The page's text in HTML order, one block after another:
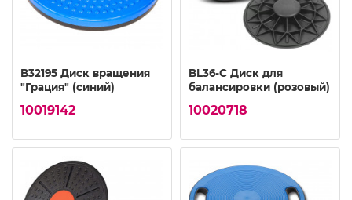
B32195 Диск вращения
"Грация" (синий)
10019142
BL36-C Диск для
балансировки (розовый)
10020718